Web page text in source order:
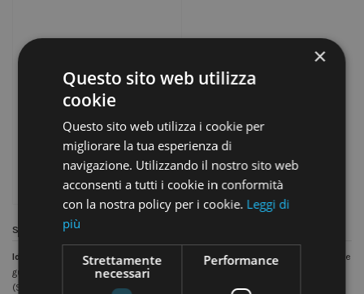
Shopper BIO "I LOVE PASTA"
31,50 €
Aggiungi al
carrello
Sacchetti dai mille utilizzi!
Ideali per la conservazione degli alimenti
perché prodotti seguendo le linee
guida
MOCA (materiali-oggetti-contatto-alimenti)
(Sanità) - L. 21/03/1973 -Disciplina igienica degli imballaggi, recipienti,
×
Questo sito web utilizza
cookie
Questo sito web utilizza i cookie per
migliorare la tua esperienza di
navigazione. Utilizzando il nostro sito web
acconsenti a tutti i cookie in conformità
con la nostra policy per i cookie. Leggi di
più
Strettamente
necessari
Performance